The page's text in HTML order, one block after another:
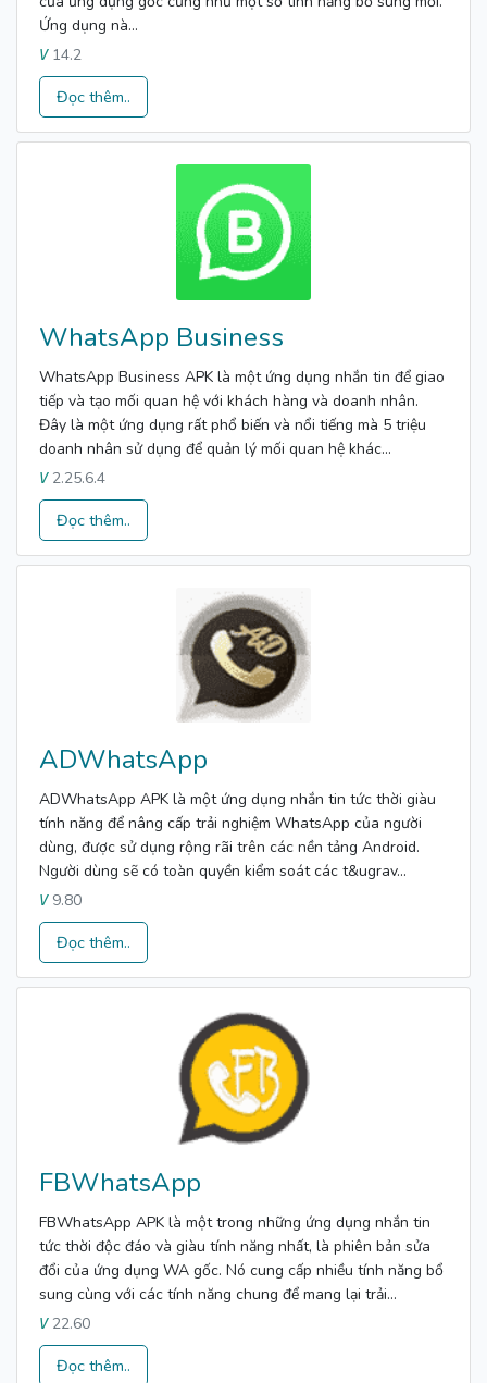
Ứng dụng nà...
V14.2
Đọc thêm..
WhatsApp Business
WhatsApp Business APK là một ứng dụng nhắn tin để giao
tiếp và tạo mối quan hệ với khách hàng và doanh nhân.
Đây là một ứng dụng rất phổ biến và nổi tiếng mà 5 triệu
doanh nhân sử dụng để quản lý mối quan hệ khác...
V2.25.6.4
Đọc thêm..
ADWhatsApp
ADWhatsApp APK là một ứng dụng nhắn tin tức thời giàu
tính năng để nâng cấp trải nghiệm WhatsApp của người
dùng, được sử dụng rộng rãi trên các nền tảng Android.
Người dùng sẽ có toàn quyền kiểm soát các t&ugrav...
V9.80
Đọc thêm..
FBWhatsApp
FBWhatsApp APK là một trong những ứng dụng nhắn tin
tức thời độc đáo và giàu tính năng nhất, là phiên bản sửa
đổi của ứng dụng WA gốc. Nó cung cấp nhiều tính năng bổ
sung cùng với các tính năng chung để mang lại trải...
V22.60
Đọc thêm..